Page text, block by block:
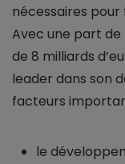
nécessaires pour
Avec une part de
de 8 milliards
leader dans son
facteurs
le